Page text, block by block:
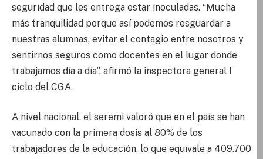
seguridad que les entrega estar inoculadas. “Mucha
más tranquilidad porque así podemos resguardar a
nuestras alumnas, evitar el contagio entre nosotros y
sentirnos seguros como docentes en el lugar donde
trabajamos día a día”, afirmó la inspectora general I
ciclo del CGA.
A nivel nacional, el seremi valoró que en el país se han
vacunado con la primera dosis al 80% de los
trabajadores de la educación, lo que equivale a 409.700